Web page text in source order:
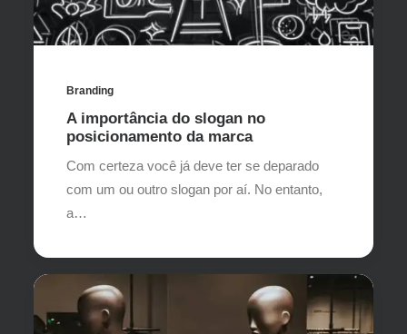
Branding
A importância do slogan no
posicionamento da marca
Com certeza você já deve ter se deparado
com um ou outro slogan por aí. No entanto,
a…